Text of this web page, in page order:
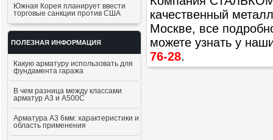
Южная Корея планирует ввести
торговые санкции против США
ПОЛЕЗНАЯ ИНФОРМАЦИЯ
Какую арматуру использовать для
фундамента гаража
В чем разница между классами
арматур А3 и А500С
Арматура А3 6мм: характеристики и
область применения
качественный
Москве, все
можете узнать у
76-28.